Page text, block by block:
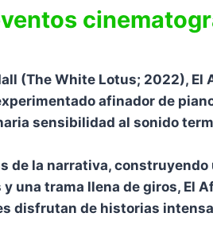
(The White Lotus; 2022),
afinador de
sensibilidad al sonido
de la narrativa,
trama llena de giros, El
disfrutan de historias